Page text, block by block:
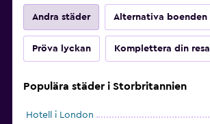
Andra städer Alternativa boenden
Pröva lyckan Komplettera din resa
Populära städer i Storbritannien
Hotell i London